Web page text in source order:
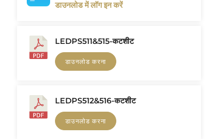
डाउनलोड में लॉग इन करें
LEDPS511&515-कटशीट
डाउनलोड करना
LEDPS512&516-कटशीट
डाउनलोड करना